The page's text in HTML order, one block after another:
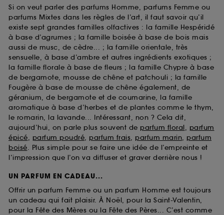
Si on veut parler des parfums Homme, parfums Femme ou
parfums Mixtes dans les règles de l’art, il faut savoir qu’il
existe sept grandes familles olfactives : la famille Hespéridé
à base d’agrumes ; la famille boisée à base de bois mais
aussi de musc, de cèdre... ; la famille orientale, très
sensuelle, à base d’ambre et autres ingrédients exotiques ;
la famille florale à base de fleurs ; la famille Chypre à base
de bergamote, mousse de chêne et patchouli ; la famille
Fougère à base de mousse de chêne également, de
géranium, de bergamote et de coumarine, la famille
aromatique à base d’herbes et de plantes comme le thym,
le romarin, la lavande... Intéressant, non ? Cela dit,
aujourd’hui, on parle plus souvent de parfum floral, parfum
épicé, parfum poudré, parfum frais, parfum marin, parfum
boisé. Plus simple pour se faire une idée de l’empreinte et
l’impression que l’on va diffuser et graver derrière nous !
UN PARFUM EN CADEAU...
Offrir un parfum Femme ou un parfum Homme est toujours
un cadeau qui fait plaisir. À Noël, pour la Saint-Valentin,
pour la Fête des Mères ou la Fête des Pères... C’est comme